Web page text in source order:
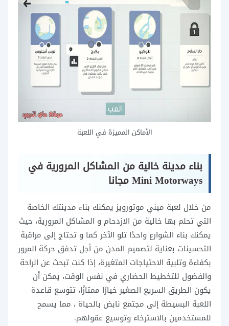
الأماكن المميزة في اللعبة
بناء مدينة خالية من المشاكل المرورية في
Mini Motorways مجانا
من خلال لعبة ميني موتورويز يمكنك بناء مدينتك الخاصة
التي تحلم بها خالية من الازدحام و المشاكل المرورية، حيث
يمكنك بناء الشوارع واحدًا تلو الآخر كما و تحتاج إلى مراقبة
التحسينات بعناية لتصميم المدن من أجل تدفق حركة المرور
بكفاءة وتلبية الاحتياجات المتغيرة، إذا كنت تبحث عن الراحة
والفضول للتخطيط الحضاري في نفس الوقت، يمكن أن
يكون الطريق السريع الصغير خيارًا ممتازًا، تتوسع قاعدة
اللعبة البسيطة إلى مجتمع نابض بالحياة ، مما يسمح
للمستخدمين بالاسترخاء وتوسيع عقولهم.